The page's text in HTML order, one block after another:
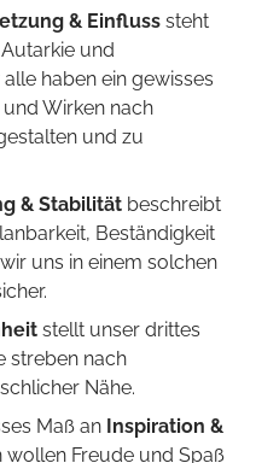
& Einfluss steht
und
haben ein gewisses
Wirken nach
und zu
& Stabilität beschreibt
Beständigkeit
uns in einem solchen
stellt unser drittes
streben nach
Nähe.
Maß an Inspiration &
wollen Freude und Spaß